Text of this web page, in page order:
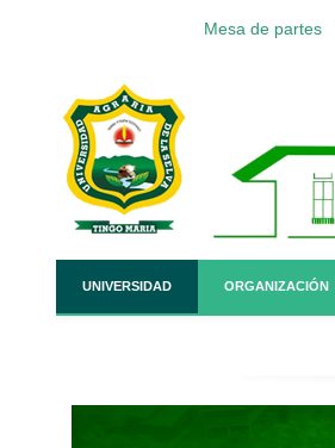
Mesa de partes
UNIVERSIDAD ORGANIZACIÓN